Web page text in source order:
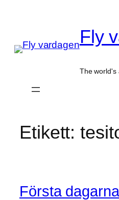
Fly
The world's
Etikett:
Första